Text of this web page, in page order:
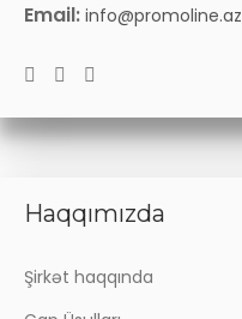
Email: info@promoline.az
Haqqımızda
Şirkət haqqında